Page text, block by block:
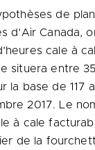
de
d’Air Canada,
cale à
situera entre
la base de 117
2017. Le
à cale
de la